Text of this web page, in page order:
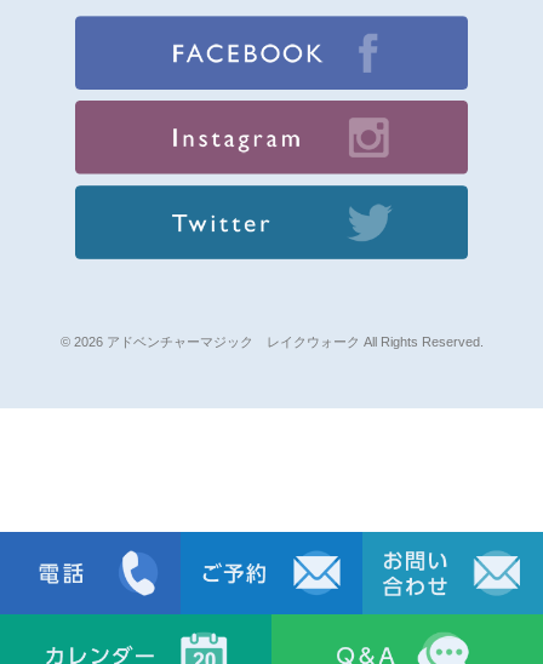
© 2026 アドベンチャーマジック レイクウォーク All Rights Reserved.